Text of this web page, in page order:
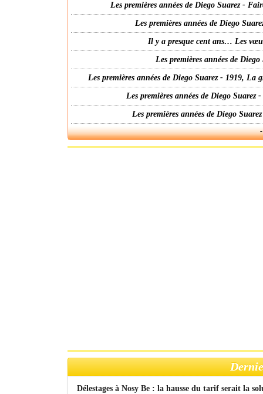
Les premières années de Diego Suarez -
Les premières années de Diego
Il y a presque cent ans… Les
Les premières années de
Les premières années de Diego Suarez - 1919,
Les premières années de Diego
Les premières années de Diego
Délestages à Nosy Be : la hausse du tarif serait la